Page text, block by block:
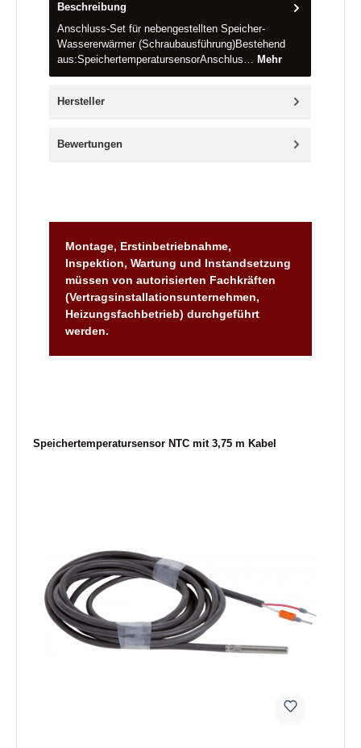
Beschreibung
Anschluss-Set für nebengestellten Speicher-
Wassererwärmer (Schraubausführung)Bestehend
aus:SpeichertemperatursensorAnschlus…
Mehr
Hersteller
Bewertungen
Montage, Erstinbetriebnahme,
Inspektion, Wartung und Instandsetzung
müssen von autorisierten Fachkräften
(Vertragsinstallationsunternehmen,
Heizungsfachbetrieb) durchgeführt
werden.
Speichertemperatursensor NTC mit 3,75 m Kabel